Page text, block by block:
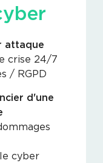
attaque
crise 24/7
/ RGPD
d'une
cyber